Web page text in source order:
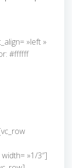
»left »
#ffffff
»1/3″]